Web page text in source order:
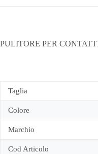
PULITORE PER
Taglia
Colore
Marchio
Cod Articolo